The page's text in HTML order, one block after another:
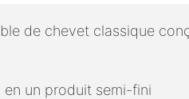
en un produit semi-fini